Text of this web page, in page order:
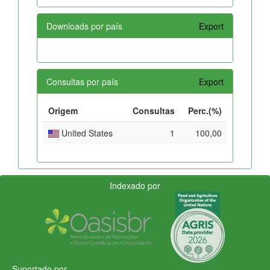
Downloads por país Export
Consultas por país Export
Origem Consultas
Perc.(%)
United States
1 100,00
Indexado por